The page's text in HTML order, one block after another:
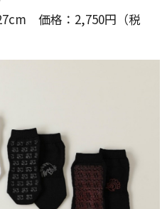
価格：2,750円（税